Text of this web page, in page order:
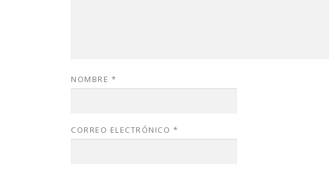
NOMBRE *
CORREO ELECTRÓNICO *